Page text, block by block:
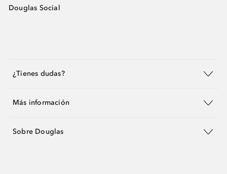
Douglas Social
¿Tienes dudas?
Más información
Sobre Douglas